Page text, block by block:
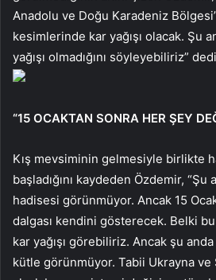
Anadolu ve Doğu Karadeniz
kesimlerinde kar yağışı olacak. Şu
yağışı olmadığını söyleyebiliriz”
“15 OCAKTAN SONRA HER ŞEY
Kış mevsiminin gelmesiyle birlikte
başladığını kaydeden Özdemir,
hadisesi görünmüyor. Ancak 15
dalgası kendini gösterecek. Belki
kar yağışı görebiliriz. Ancak şu
kütle görünmüyor. Tabii Ukrayna